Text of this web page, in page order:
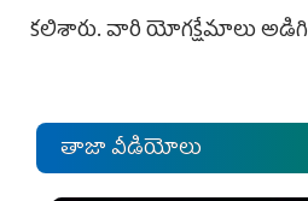
క‌లిశారు. వారి యోగ‌క్షేమాలు అడిగి
తాజా వీడియోలు